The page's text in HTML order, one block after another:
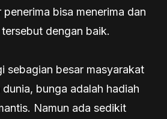
penerima bisa menerima dan
dengan baik.
sebagian besar masyarakat
bunga adalah hadiah
Namun ada sedikit